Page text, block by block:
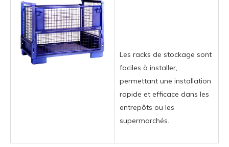
Les racks de stockage sont
faciles à installer,
permettant une installation
rapide et efficace dans les
entrepôts ou les
supermarchés.